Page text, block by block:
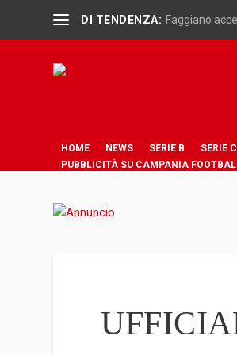
DI TENDENZA: Faggiano
HOME NEWS SERIE B SERIE C
PUBBLICITÀ SU CAMPANIA